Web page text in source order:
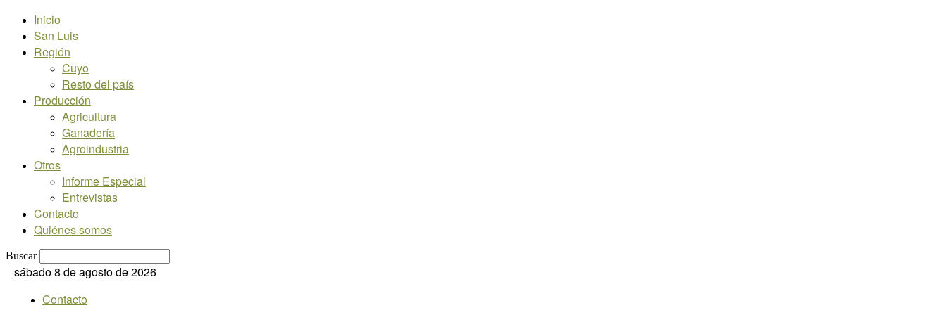
Inicio
San Luis
Región
Cuyo
Resto del país
Producción
Agricultura
Ganadería
Agroindustria
Otros
Informe Especial
Entrevistas
Contacto
Quiénes somos
Buscar
sábado 8 de agosto de 2026
Contacto